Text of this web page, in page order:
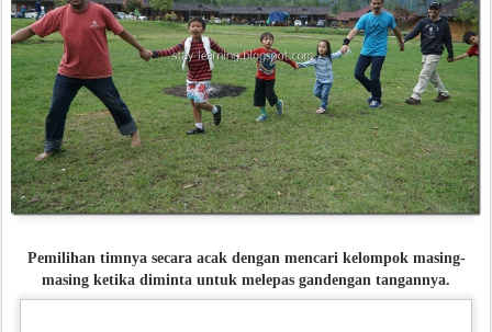
Pemilihan timnya secara acak dengan mencari kelompok masing-
masing ketika diminta untuk melepas gandengan tangannya.